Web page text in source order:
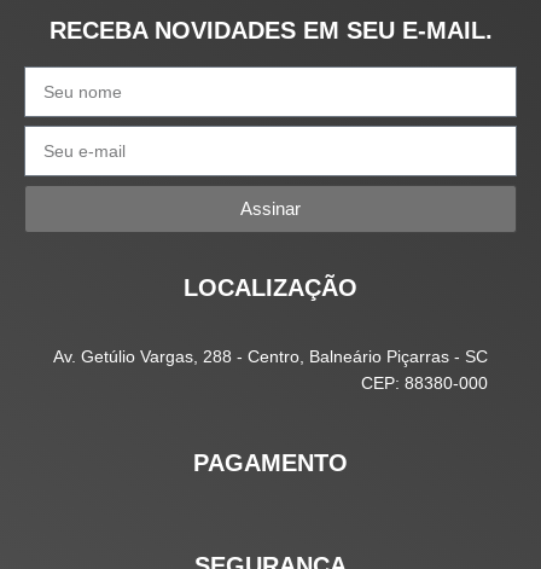
RECEBA NOVIDADES EM SEU E-MAIL.
Assinar
LOCALIZAÇÃO
Av. Getúlio Vargas, 288 - Centro, Balneário Piçarras - SC
CEP: 88380-000
PAGAMENTO